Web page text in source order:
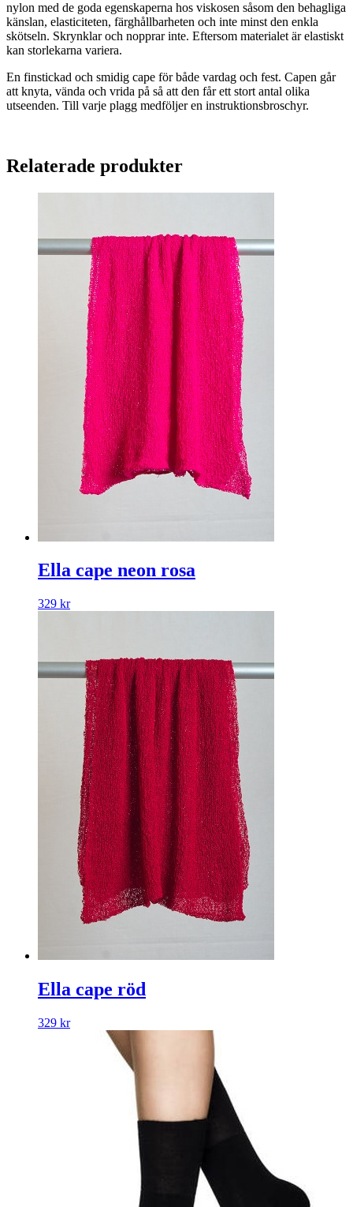
nylon med de goda egenskaperna hos viskosen såsom den behagliga
känslan, elasticiteten, färghållbarheten och inte minst den enkla
skötseln. Skrynklar och nopprar inte. Eftersom materialet är elastiskt
kan storlekarna variera.
En finstickad och smidig cape för både vardag och fest. Capen går
att knyta, vända och vrida på så att den får ett stort antal olika
utseenden. Till varje plagg medföljer en instruktionsbroschyr.
Relaterade produkter
Ella cape neon rosa
329 kr
Ella cape röd
329 kr